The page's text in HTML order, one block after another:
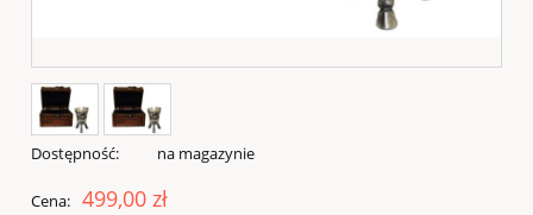
Dostępność: na magazynie
Cena: 499,00 zł